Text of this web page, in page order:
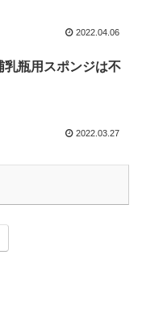
2022.04.06
乳瓶用スポンジは不
2022.03.27